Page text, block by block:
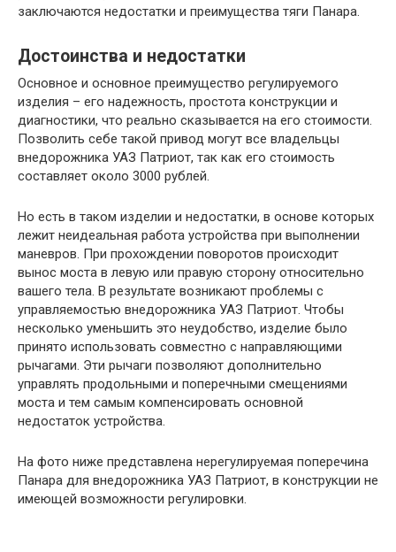
заключаются недостатки и преимущества тяги Панара.
Достоинства и недостатки
Основное и основное преимущество регулируемого
изделия – его надежность, простота конструкции и
диагностики, что реально сказывается на его стоимости.
Позволить себе такой привод могут все владельцы
внедорожника УАЗ Патриот, так как его стоимость
составляет около 3000 рублей.
Но есть в таком изделии и недостатки, в основе которых
лежит неидеальная работа устройства при выполнении
маневров. При прохождении поворотов происходит
вынос моста в левую или правую сторону относительно
вашего тела. В результате возникают проблемы с
управляемостью внедорожника УАЗ Патриот. Чтобы
несколько уменьшить это неудобство, изделие было
принято использовать совместно с направляющими
рычагами. Эти рычаги позволяют дополнительно
управлять продольными и поперечными смещениями
моста и тем самым компенсировать основной
недостаток устройства.
На фото ниже представлена ​​нерегулируемая поперечина
Панара для внедорожника УАЗ Патриот, в конструкции не
имеющей возможности регулировки.